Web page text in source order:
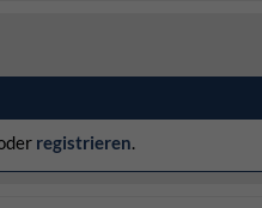
registrieren.